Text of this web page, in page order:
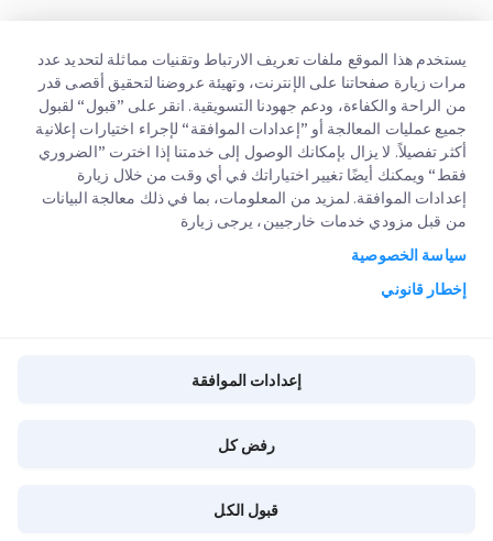
روابط سريعة
مواقع مكاتبنا
طلب عرض اسعار
الشركات الكبرى
عنا
خدماتنا
إعدادات الموافقة
يستخدم هذا الموقع ملفات تعريف الارتباط وتقنيات مماثلة لتحديد عدد
مرات زيارة صفحاتنا على الإنترنت، وتهيئة عروضنا لتحقيق أقصى قدر
من الراحة والكفاءة، ودعم جهودنا التسويقية. انقر على ”قبول“ لقبول
جميع عمليات المعالجة أو ”إعدادات الموافقة“ لإجراء اختيارات إعلانية
أكثر تفصيلاً. لا يزال بإمكانك الوصول إلى خدمتنا إذا اخترت ”الضروري
فقط“ ويمكنك أيضًا تغيير اختياراتك في أي وقت من خلال زيارة
إعدادات الموافقة. لمزيد من المعلومات، بما في ذلك معالجة البيانات
من قبل مزودي خدمات خارجيين، يرجى زيارة
سياسة الخصوصية
إخطار قانوني
إعدادات الموافقة
رفض كل
قبول الكل